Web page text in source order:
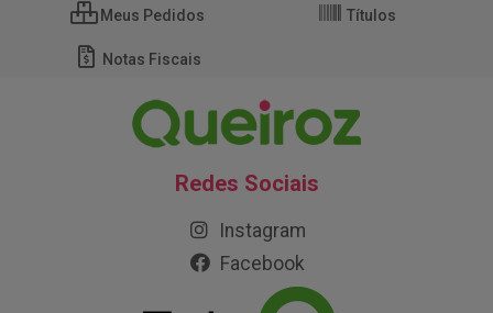
Meus Pedidos Títulos
Notas Fiscais
Redes Sociais
Instagram
Facebook